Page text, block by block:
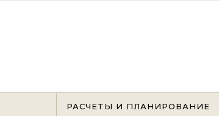
РАСЧЕТЫ И ПЛАНИРОВАНИЕ